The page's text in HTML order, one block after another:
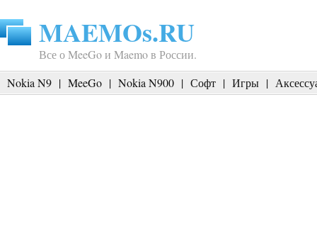
MAEMOs.RU
Все о MeeGo и Maemo в России.
Nokia N9 | MeeGo | Nokia N900 | Софт | Игры |